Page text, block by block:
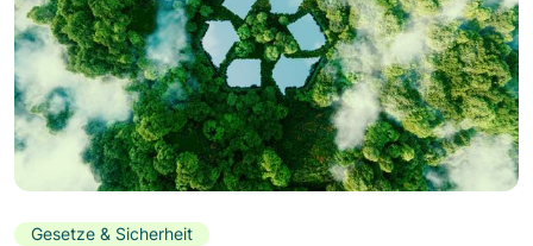
Gesetze & Sicherheit